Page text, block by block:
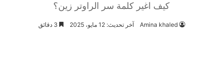
كيف اغير كلمة سر الراوتر زين؟
Amina khaled آخر تحديث: 12 مايو، 2025